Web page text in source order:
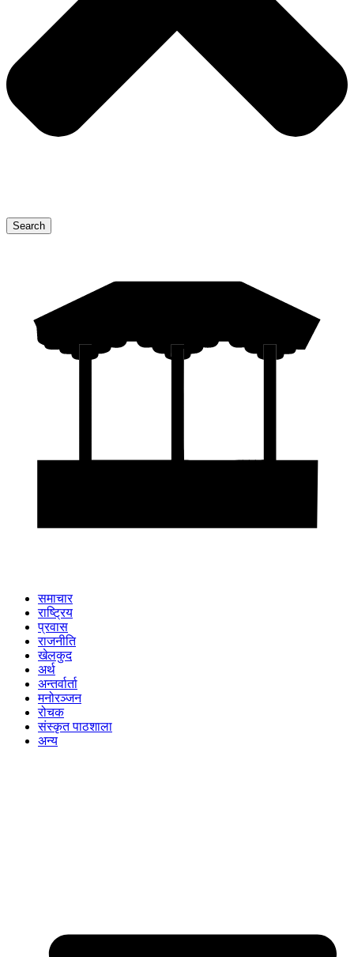
Search
समाचार
राष्ट्रिय
प्रवास
राजनीति
खेलकुद
अर्थ
अन्तर्वार्ता
मनोरञ्जन
रोचक
संस्कृत पाठशाला
अन्य